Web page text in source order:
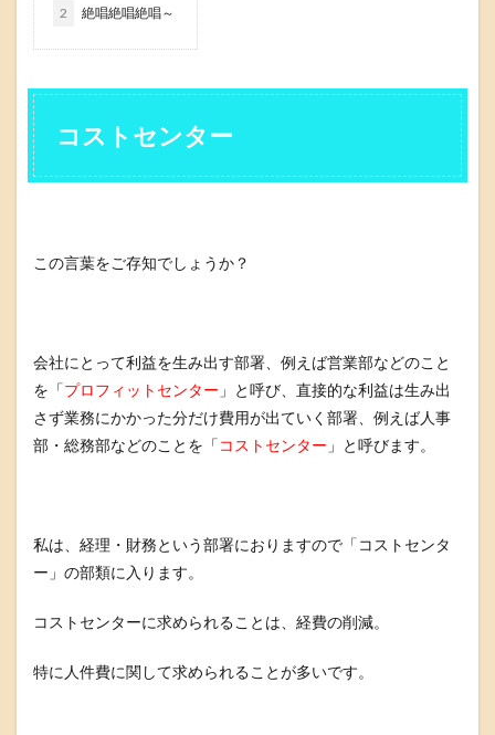
2 絶唱絶唱絶唱～
コストセンター
この言葉をご存知でしょうか？
会社にとって利益を生み出す部署、例えば営業部などのこと
を「プロフィットセンター 」と呼び、直接的な利益は生み出
さず業務にかかった分だけ費用が出ていく部署、例えば人事
部・総務部などのことを「コストセンター 」と呼びます。
私は、経理・財務という部署におりますので「コストセンタ
ー」の部類に入ります。
コストセンターに求められることは、経費の削減。
特に人件費に関して求められることが多いです。